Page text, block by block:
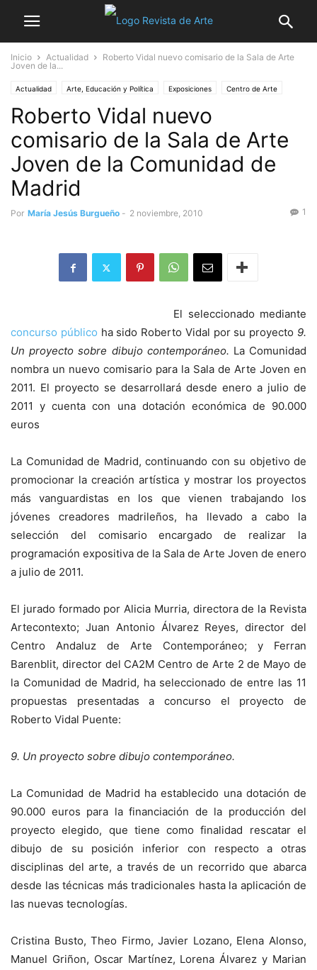
Inicio Actualidad
Roberto Vidal nuevo comisario de la Sala de Arte
Joven de la...
Actualidad Arte, Educación y Política Exposiciones Centro de Arte
Concursos y Premios
Roberto Vidal nuevo
comisario de la Sala de Arte
Joven de la Comunidad de
Madrid
Por María Jesús Burgueño - 2 noviembre, 2010 1
El seleccionado mediante
concurso público ha sido Roberto Vidal por su proyecto 9.
Un proyecto sobre dibujo contemporáneo. La Comunidad
nombra un nuevo comisario para la Sala de Arte Joven en
2011. El proyecto se desarrollará desde enero a julio de
2011 y cuenta con una dotación económica de 90.000
euros
La Comunidad de Madrid, continuando con su objetivo de
promocionar la creación artística y mostrar los proyectos
más vanguardistas en los que vienen trabajando los
jóvenes creadores madrileños, ha llevado a cabo la
selección del comisario encargado de realizar la
programación expositiva de la Sala de Arte Joven de enero
a julio de 2011.
El jurado formado por Alicia Murria, directora de la Revista
Artecontexto; Juan Antonio Álvarez Reyes, director del
Centro Andaluz de Arte Contemporáneo; y Ferran
Barenblit, director del CA2M Centro de Arte 2 de Mayo de
la Comunidad de Madrid, ha seleccionado de entre las 11
propuestas presentadas a concurso el proyecto de
Roberto Vidal Puente:
9. Un proyecto sobre dibujo contemporáneo.
La Comunidad de Madrid ha establecido una dotación de
90.000 euros para la financiación de la producción del
proyecto elegido, que tiene como finalidad rescatar el
dibujo de su posición inferior con respecto a otras
disciplinas del arte, a través de un recorrido que abarca
desde las técnicas más tradicionales hasta la aplicación de
las nuevas tecnologías.
Cristina Busto, Theo Firmo, Javier Lozano, Elena Alonso,
Manuel Griñon, Oscar Martínez, Lorena Álvarez y Marian